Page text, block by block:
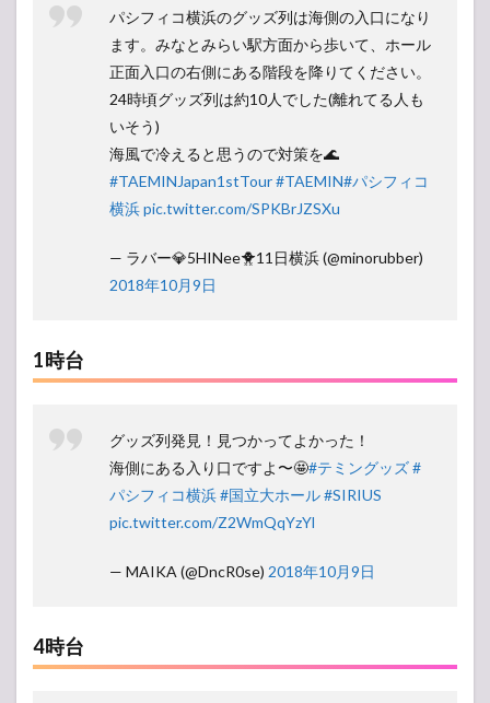
パシフィコ横浜のグッズ列は海側の入口になり
ます。みなとみらい駅方面から歩いて、ホール
正面入口の右側にある階段を降りてください。
24時頃グッズ列は約10人でした(離れてる人も
いそう)
海風で冷えると思うので対策を🌊
#TAEMINJapan1stTour#TAEMIN#パシフィコ
横浜pic.twitter.com/SPKBrJZSXu
— ラバー💎5HINee🐥11日横浜 (@minorubber)
2018年10月9日
1時台
グッズ列発見！見つかってよかった！
海側にある入り口ですよ〜🤩#テミングッズ#
パシフィコ横浜#国立大ホール#SIRIUS
pic.twitter.com/Z2WmQqYzYl
— MAIKA (@DncR0se) 2018年10月9日
4時台